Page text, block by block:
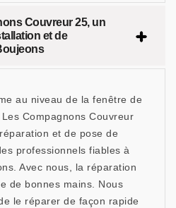
Couvreur 25, un
et de
au niveau de la fenêtre de
Compagnons Couvreur
et de pose de
professionnels fiables à
Avec nous, la réparation
de bonnes mains. Nous
le réparer de façon rapide